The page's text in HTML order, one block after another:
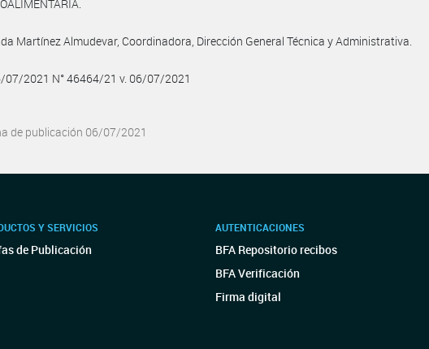
Martínez Almudevar, Coordinadora, Dirección General Técnica y Administrativa.
07/2021 N° 46464/21 v. 06/07/2021
de publicación 06/07/2021
Y SERVICIOS
de Publicación
AUTENTICACIONES
BFA Repositorio recibos
BFA Verificación
Firma digital